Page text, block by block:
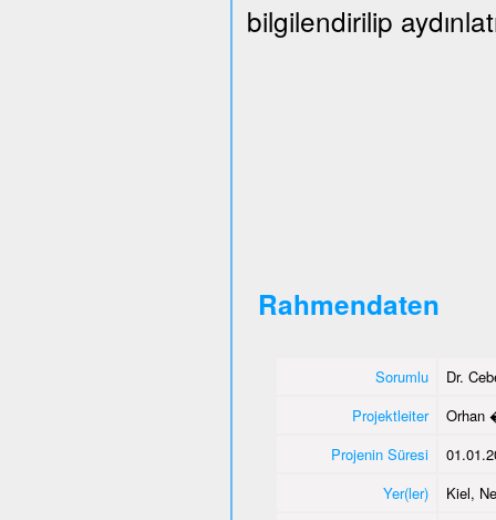
bilgilendirilip
Rahmendaten
Sorumlu
Dr.
Projektleiter
Orhan
Projenin Süresi
Yer(ler)
Kiel,